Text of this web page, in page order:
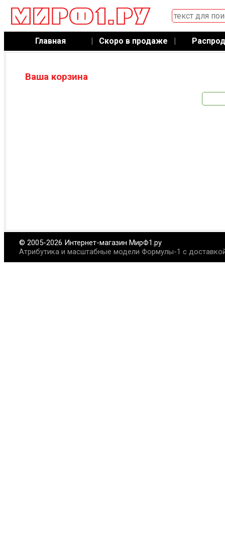
Главная | Скоро в продаже |
Ваша корзина
© 2005-2026 Интернет-магазин МирФ1.ру
Атрибутика и масштабные модели Формулы-1 с